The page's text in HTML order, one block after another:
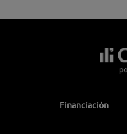
Financiación